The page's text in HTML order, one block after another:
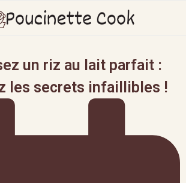
un riz au lait parfait :
les secrets infaillibles !